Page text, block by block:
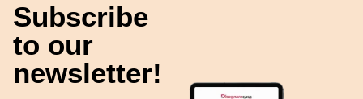
Subscribe
to our
newsletter!